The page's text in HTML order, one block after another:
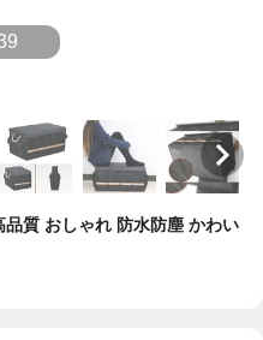
質 おしゃれ 防水防塵 かわい